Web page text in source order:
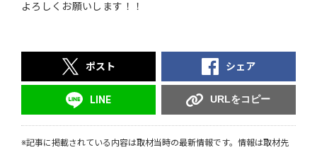
よろしくお願いします！！
ポスト シェア
LINE URLをコピー
※記事に掲載されている内容は取材当時の最新情報です。情報は取材先